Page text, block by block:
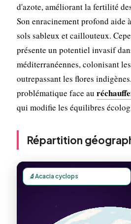
d'azote, améliorant la fertilité
Son enracinement profond aide
sols sableux et caillouteux.
présente un potentiel invasif
méditerranéennes, colonisant
outrepassant les flores
problématique face au
qui modifie les équilibres
Répartition